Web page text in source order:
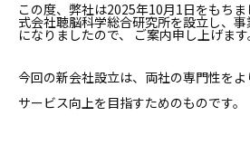
この度、弊社は2025年10月1日をもち
式会社聴脳科学総合研究所を設立し、
になりましたので、 ご案内申し上げます
今回の新会社設立は、両社の専門性を
サービス向上を目指すためのものです。